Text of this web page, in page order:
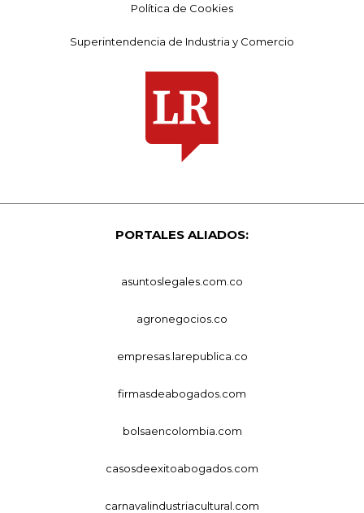
Política de Cookies
Superintendencia de Industria y Comercio
PORTALES ALIADOS:
asuntoslegales.com.co
agronegocios.co
empresas.larepublica.co
firmasdeabogados.com
bolsaencolombia.com
casosdeexitoabogados.com
carnavalindustriacultural.com